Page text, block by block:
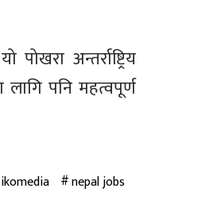
अन्तर्राष्ट्रिय
लागि पनि महत्वपूर्ण
nepal jobs